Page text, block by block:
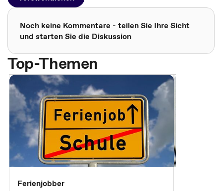
Noch keine Kommentare - teilen Sie Ihre Sicht
und starten Sie die Diskussion
Top-Themen
Ferienjobber